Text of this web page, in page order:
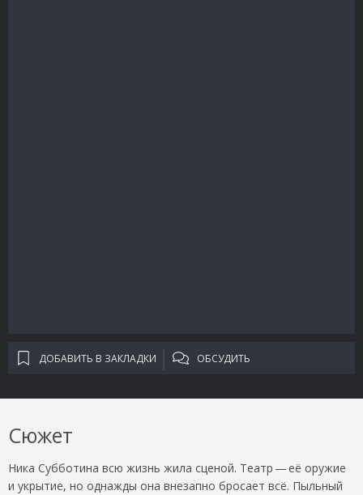
ДОБАВИТЬ В ЗАКЛАДКИ ОБСУДИТЬ
Сюжет
Ника Субботина всю жизнь жила сценой. Театр — её оружие
и укрытие, но однажды она внезапно бросает всё. Пыльный